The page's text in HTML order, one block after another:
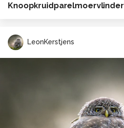
Knoopkruidparelmoervlinder
LeonKerstjens